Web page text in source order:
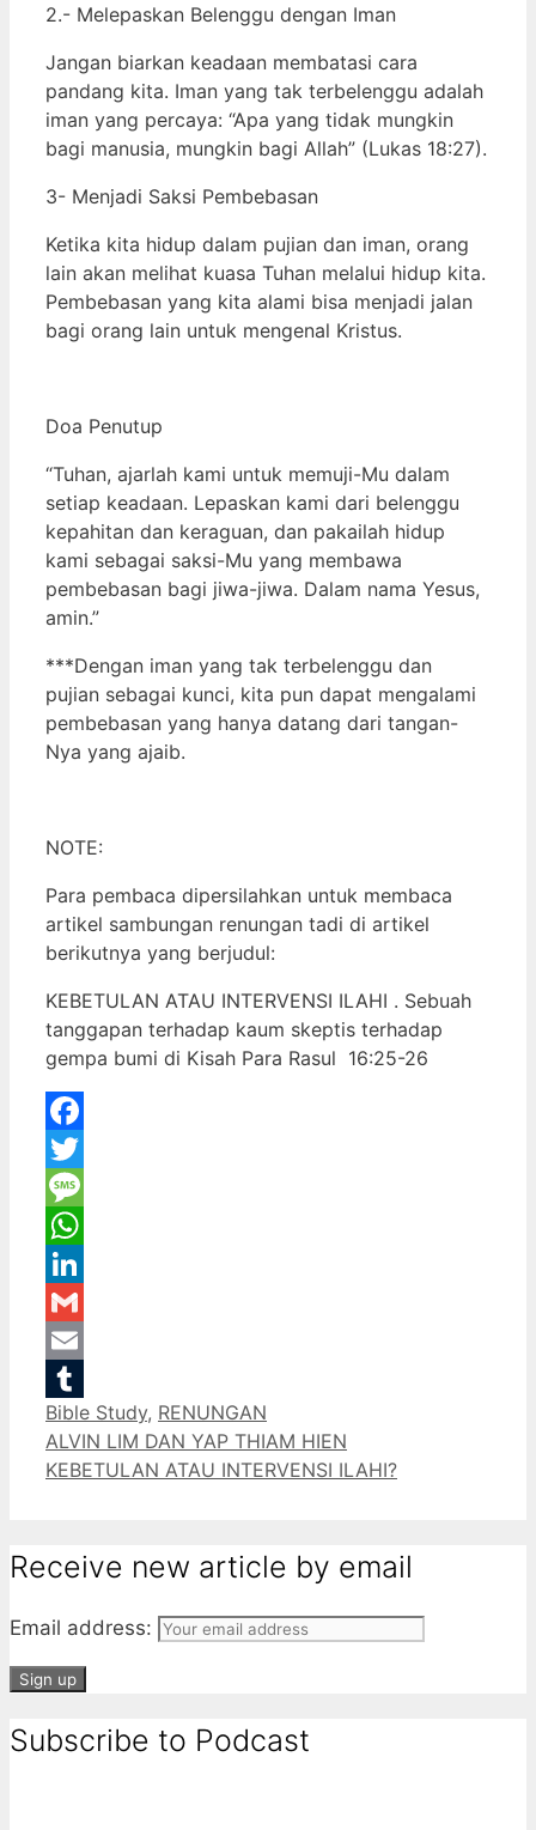
2.- Melepaskan Belenggu dengan Iman
Jangan biarkan keadaan membatasi cara
pandang kita. Iman yang tak terbelenggu adalah
iman yang percaya: “Apa yang tidak mungkin
bagi manusia, mungkin bagi Allah” (Lukas 18:27).
3- Menjadi Saksi Pembebasan
Ketika kita hidup dalam pujian dan iman, orang
lain akan melihat kuasa Tuhan melalui hidup kita.
Pembebasan yang kita alami bisa menjadi jalan
bagi orang lain untuk mengenal Kristus.
Doa Penutup
“Tuhan, ajarlah kami untuk memuji-Mu dalam
setiap keadaan. Lepaskan kami dari belenggu
kepahitan dan keraguan, dan pakailah hidup
kami sebagai saksi-Mu yang membawa
pembebasan bagi jiwa-jiwa. Dalam nama Yesus,
amin.”
***Dengan iman yang tak terbelenggu dan
pujian sebagai kunci, kita pun dapat mengalami
pembebasan yang hanya datang dari tangan-
Nya yang ajaib.
NOTE:
Para pembaca dipersilahkan untuk membaca
artikel sambungan renungan tadi di artikel
berikutnya yang berjudul:
KEBETULAN ATAU INTERVENSI ILAHI . Sebuah
tanggapan terhadap kaum skeptis terhadap
gempa bumi di Kisah Para Rasul 16:25-26
Facebook
Twitter
Message
WhatsApp
LinkedIn
Gmail
Email
Tumblr
Categories
Bible Study, RENUNGAN
ALVIN LIM DAN YAP THIAM HIEN
KEBETULAN ATAU INTERVENSI ILAHI?
Receive new article by email
Email address:
Subscribe to Podcast